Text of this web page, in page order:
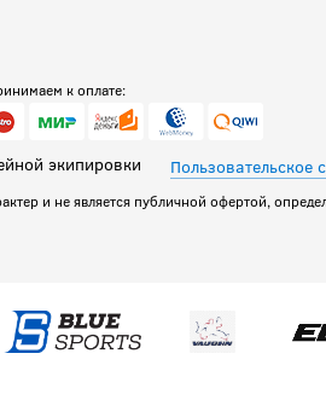
к оплате:
экипировки Пользовательское
и не является публичной офертой,